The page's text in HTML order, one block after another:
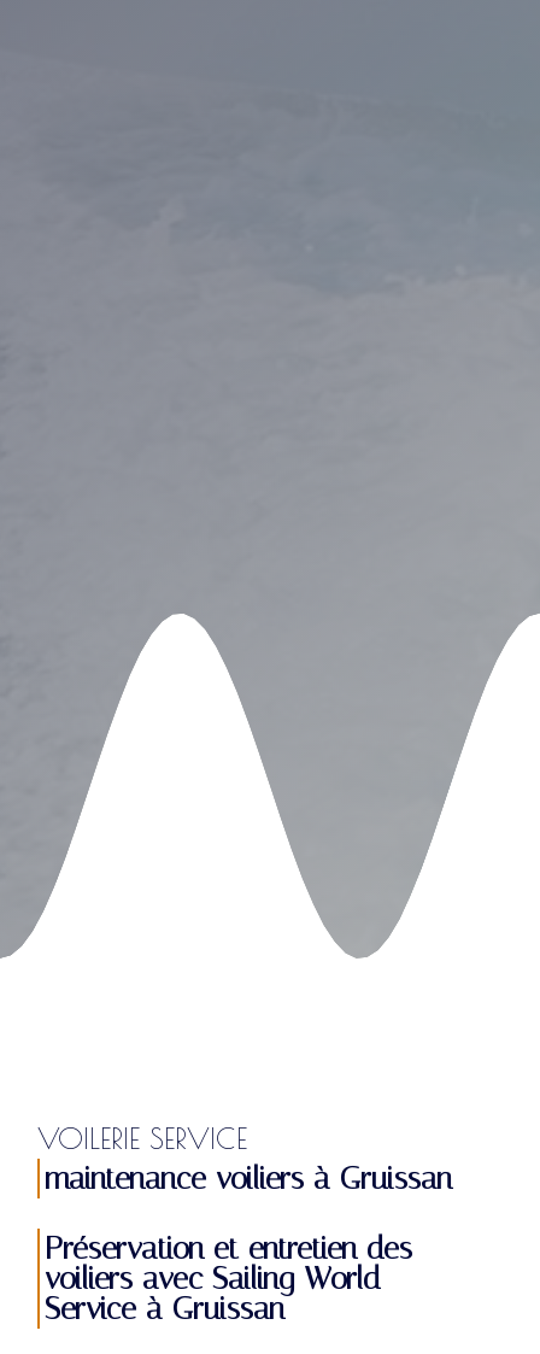
VOILERIE SERVICE
maintenance voiliers à Gruissan
Préservation et entretien des
voiliers avec Sailing World
Service à Gruissan